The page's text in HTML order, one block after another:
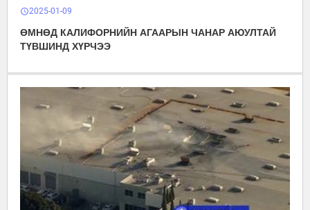
schedule2025-01-09
ӨМНӨД КАЛИФОРНИЙН АГААРЫН ЧАНАР АЮУЛТАЙ
ТҮВШИНД ХҮРЧЭЭ